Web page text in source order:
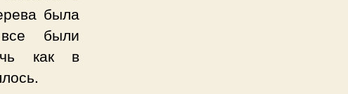
была
были
как в